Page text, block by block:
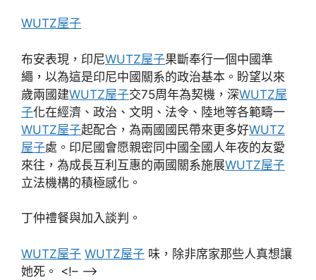
WUTZ屋子
布安表現，印尼WUTZ屋子果斷奉行一個中國準
繩，以為這是印尼中國關系的政治基本。盼望以來
歲兩國建WUTZ屋子交75周年為契機，深WUTZ屋
子化在經濟、政治、文明、法令、陸地等各範疇一
WUTZ屋子起配合，為兩國國民帶來更多好WUTZ
屋子處。印尼國會愿親密同中國全國人年夜的友愛
來往，為成長互利互惠的兩國關系施展WUTZ屋子
立法機構的積極感化。
丁仲禮餐與加入談判。
WUTZ屋子 WUTZ屋子 味，除非席家那些人真想讓
她死。 <!– –>